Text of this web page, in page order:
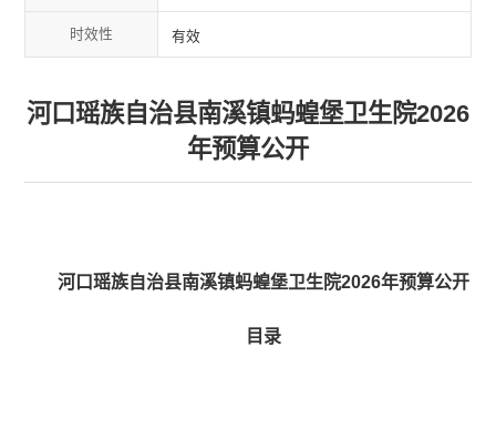
时效性 有效
河口瑶族自治县南溪镇蚂蝗堡卫生院2026
年预算公开
河口瑶族自治县南溪镇蚂蝗堡卫生院2026年预算公开
目录